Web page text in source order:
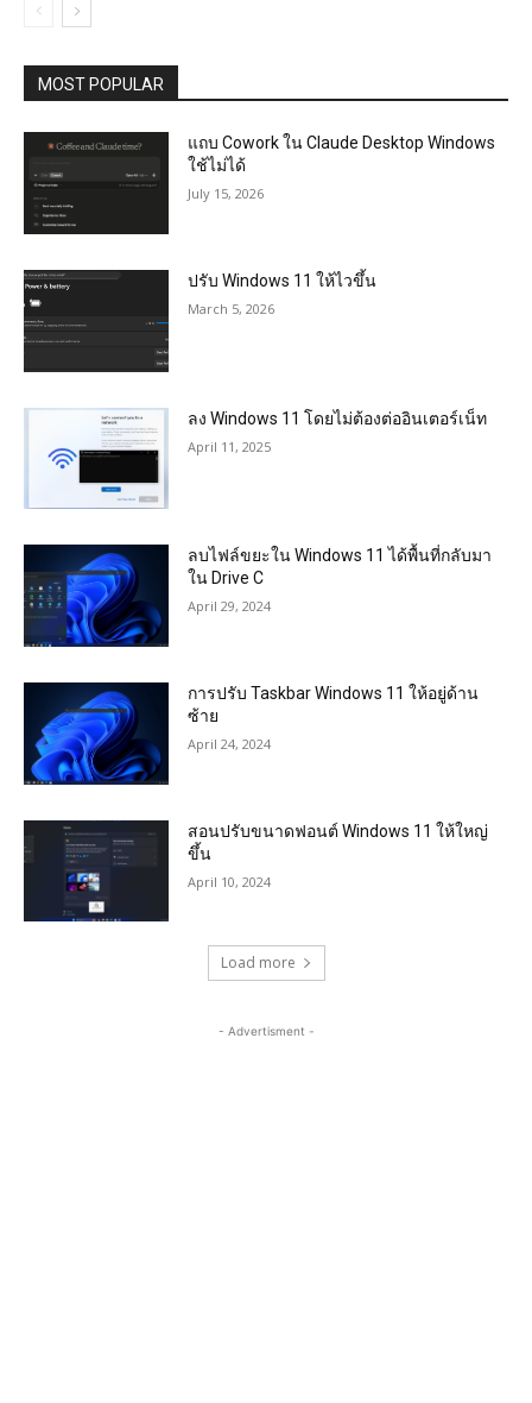
MOST POPULAR
แถบ Cowork ใน Claude Desktop Windows
ใช้ไม่ได้
July 15, 2026
ปรับ Windows 11 ให้ไวขึ้น
March 5, 2026
ลง Windows 11 โดยไม่ต้องต่ออินเตอร์เน็ท
April 11, 2025
ลบไฟล์ขยะใน Windows 11 ได้พื้นที่กลับมา
ใน Drive C
April 29, 2024
การปรับ Taskbar Windows 11 ให้อยู่ด้าน
ซ้าย
April 24, 2024
สอนปรับขนาดฟอนต์ Windows 11 ให้ใหญ่
ขึ้น
April 10, 2024
Load more
- Advertisment -